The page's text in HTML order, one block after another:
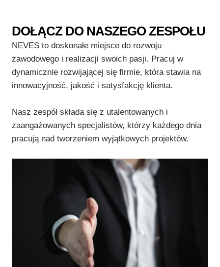
DOŁĄCZ DO NASZEGO ZESPOŁU
NEVES to doskonałe miejsce do rozwoju
zawodowego i realizacji swoich pasji. Pracuj w
dynamicznie rozwijającej się firmie, która stawia na
innowacyjność, jakość i satysfakcję klienta.
Nasz zespół składa się z utalentowanych i
zaangażowanych specjalistów, którzy każdego dnia
pracują nad tworzeniem wyjątkowych projektów.